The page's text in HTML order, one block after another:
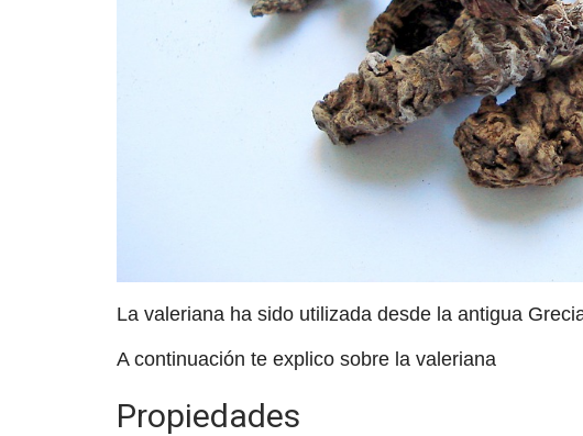
La valeriana ha sido utilizada desde la antigua
A continuación te explico sobre la valeriana
Propiedades